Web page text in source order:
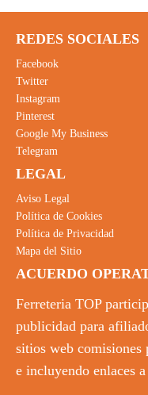
REDES SOCIALES
Facebook
Twitter
Instagram
Pinterest
Google My Business
Telegram
LEGAL
Aviso Legal
Política de Cookies
Política de Privacidad
Mapa del Sitio
ACUERDO
Ferreteria TOP
publicidad para
sitios web
e incluyendo enlaces